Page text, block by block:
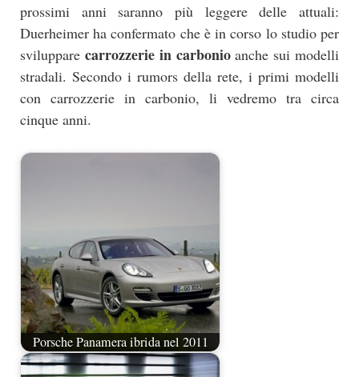
prossimi anni saranno più leggere delle attuali:
Duerheimer ha confermato che è in corso lo studio per
sviluppare carrozzerie in carbonioanche sui modelli
stradali. Secondo i rumors della rete, i primi modelli
con carrozzerie in carbonio, li vedremo tra circa
cinque anni.
Porsche Panamera ibrida nel 2011